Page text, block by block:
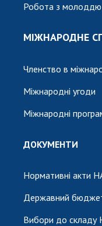
Робота з молоддю
МІЖНАРОДНЕ
Членство в
Міжнародні угоди
Міжнародні
ДОКУМЕНТИ
Нормативні акти
Державний
Вибори до складу